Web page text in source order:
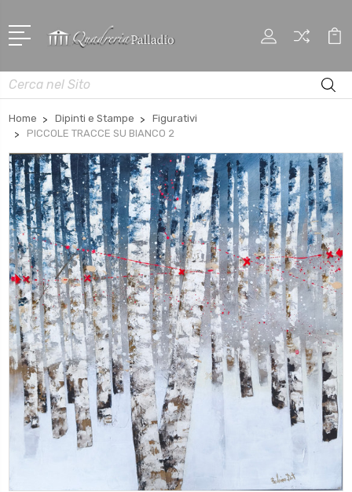
Cerca
Home Dipinti e Stampe
Figurativi
PICCOLE TRACCE SU BIANCO 2